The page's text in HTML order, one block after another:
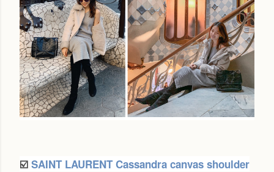
☑️ SAINT LAURENT Cassandra canvas shoulder